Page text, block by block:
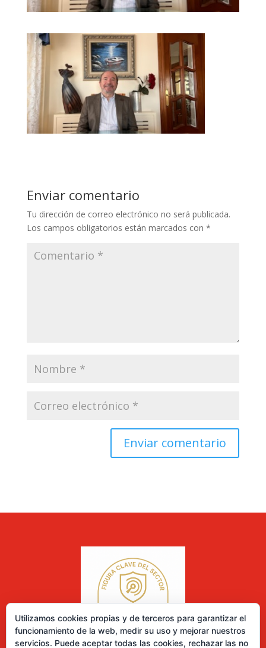
Enviar comentario
Tu dirección de correo electrónico no será publicada.
Los campos obligatorios están marcados con *
Utilizamos cookies propias y de terceros para garantizar el
funcionamiento de la web, medir su uso y mejorar nuestros
servicios. Puede aceptar todas las cookies, rechazar las no